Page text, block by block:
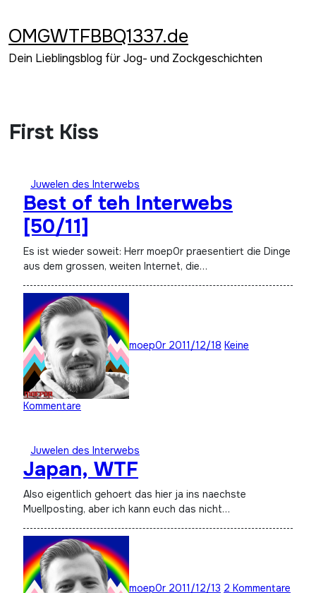
springen
OMGWTFBBQ1337.de
Dein Lieblingsblog für Jog- und Zockgeschichten
First Kiss
Juwelen des Interwebs
Best of teh Interwebs
[50/11]
Es ist wieder soweit: Herr moep0r praesentiert die Dinge
aus dem grossen, weiten Internet, die…
moep0r 2011/12/18 Keine
Kommentare
Juwelen des Interwebs
Japan, WTF
Also eigentlich gehoert das hier ja ins naechste
Muellposting, aber ich kann euch das nicht…
moep0r 2011/12/13 2 Kommentare